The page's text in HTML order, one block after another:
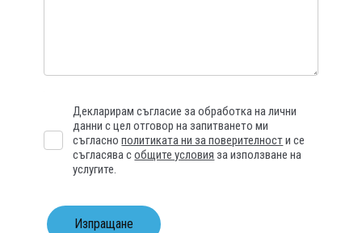
Декларирам съгласие за обработка на лични
данни с цел отговор на запитването ми
съгласнополитиката ни за поверителности се
съгласява собщите условия за използване на
услугите.
Изпращане